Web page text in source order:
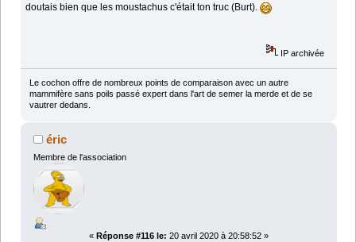
doutais bien que les moustachus c'était ton truc (Burt).
IP archivée
Le cochon offre de nombreux points de comparaison avec un autre
mammifère sans poils passé expert dans l'art de semer la merde et de se
vautrer dedans.
éric
Membre de l'association
« Réponse #116 le: 20 avril 2020 à 20:58:52 »